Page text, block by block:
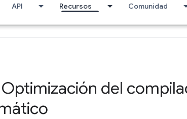
API Recursos Comunidad
del